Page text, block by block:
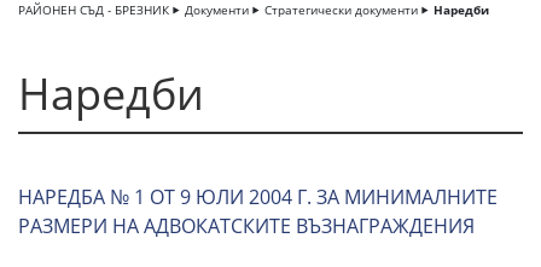
РАЙОНЕН СЪД - БРЕЗНИК Документи Стратегически документи Наредби
Наредби
НАРЕДБА № 1 ОТ 9 ЮЛИ 2004 Г. ЗА МИНИМАЛНИТЕ
РАЗМЕРИ НА АДВОКАТСКИТЕ ВЪЗНАГРАЖДЕНИЯ